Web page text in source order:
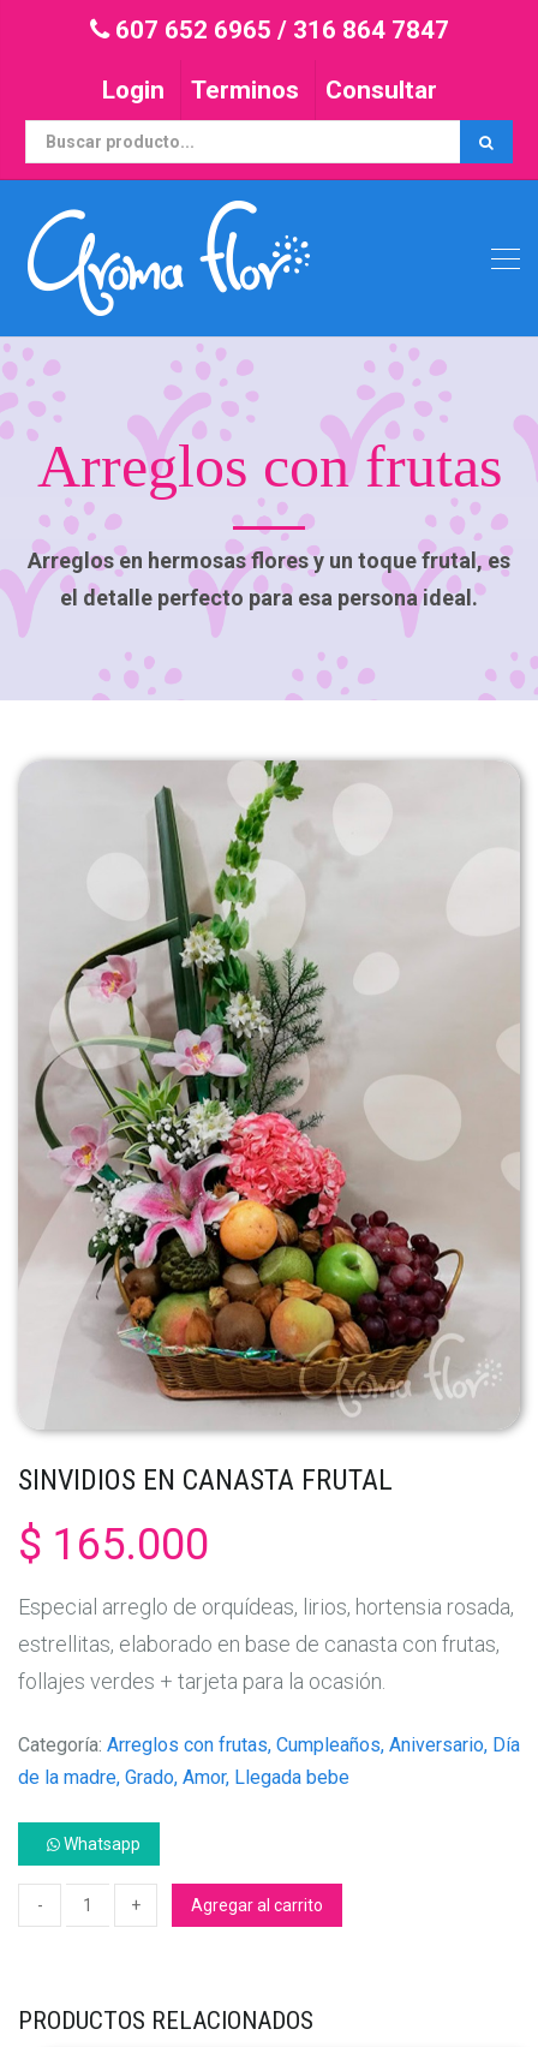
607 652 6965 / 316 864 7847
Login Terminos Consultar
Arreglos con frutas
Arreglos en hermosas flores y un toque frutal, es
el detalle perfecto para esa persona ideal.
SINVIDIOS EN CANASTA FRUTAL
$ 165.000
Especial arreglo de orquídeas, lirios, hortensia rosada,
estrellitas, elaborado en base de canasta con frutas,
follajes verdes + tarjeta para la ocasión.
Categoría: Arreglos con frutas, Cumpleaños, Aniversario, Día
de la madre, Grado, Amor, Llegada bebe
Whatsapp
Agregar al carrito
PRODUCTOS RELACIONADOS